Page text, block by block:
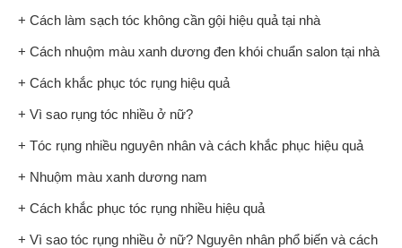
+ Cách làm sạch tóc không cần gội hiệu quả tại nhà
+ Cách nhuộm màu xanh dương đen khói chuẩn salon tại nhà
+ Cách khắc phục tóc rụng hiệu quả
+ Vì sao rụng tóc nhiều ở nữ?
+ Tóc rụng nhiều nguyên nhân và cách khắc phục hiệu quả
+ Nhuộm màu xanh dương nam
+ Cách khắc phục tóc rụng nhiều hiệu quả
+ Vì sao tóc rụng nhiều ở nữ? Nguyên nhân phổ biến và cách